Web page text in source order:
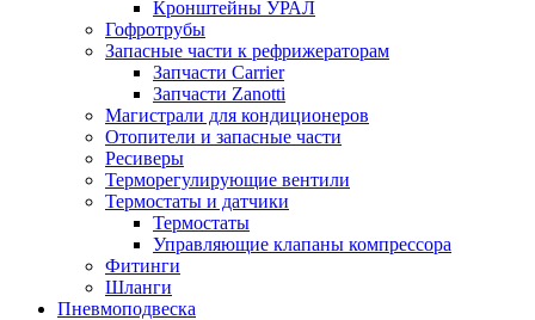
Кронштейны УРАЛ
Гофротрубы
Запасные части к рефрижераторам
Запчасти Carrier
Запчасти Zanotti
Магистрали для кондиционеров
Отопители и запасные части
Ресиверы
Терморегулирующие вентили
Термостаты и датчики
Термостаты
Управляющие клапаны компрессора
Фитинги
Шланги
Пневмоподвеска